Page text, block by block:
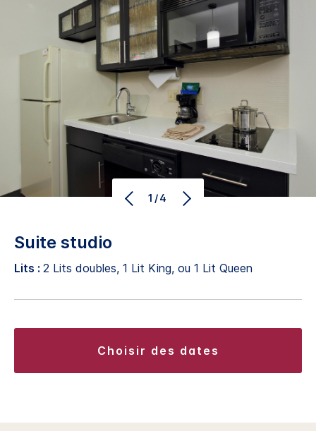
1/4
Suite studio
Lits : 2 Lits doubles, 1 Lit King, ou 1 Lit Queen
choisir des dates